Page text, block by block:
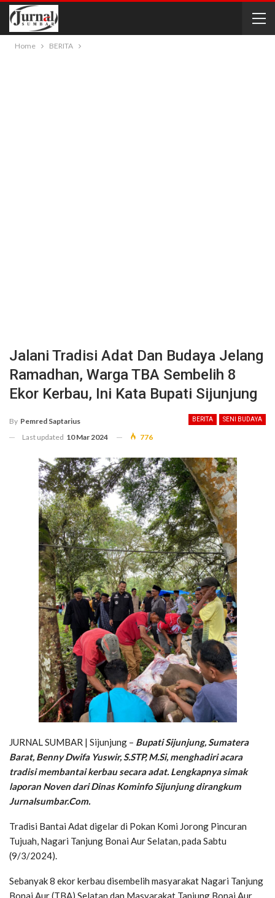
Home BERITA
Jalani Tradisi Adat Dan Budaya Jelang
Ramadhan, Warga TBA Sembelih 8
Ekor Kerbau, Ini Kata Bupati Sijunjung
BERITA SENI BUDAYA
By Pemred Saptarius
Last updated 10 Mar 2024 776
JURNAL SUMBAR | Sijunjung – Bupati Sijunjung, Sumatera
Barat, Benny Dwifa Yuswir, S.STP, M.Si, menghadiri acara
tradisi membantai kerbau secara adat. Lengkapnya simak
laporan Noven dari Dinas Kominfo Sijunjung dirangkum
Jurnalsumbar.Com.
Tradisi Bantai Adat digelar di Pokan Komi Jorong Pincuran
Tujuah, Nagari Tanjung Bonai Aur Selatan, pada Sabtu
(9/3/2024).
Sebanyak 8 ekor kerbau disembelih masyarakat Nagari Tanjung
Bonai Aur (TBA) Selatan dan Masyarakat Tanjung Bonai Aur